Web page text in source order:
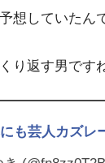
想していたん
り返す男です
も芸人カズレ